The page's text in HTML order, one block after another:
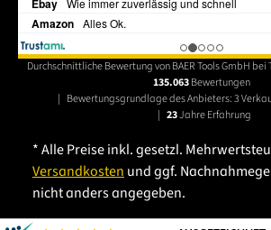
Durchschnittliche Bewertung von BAER Tools GmbH bei
135.063Bewertungen
| Bewertungsgrundlage des Anbieters: 3
| 23Jahre Erfahrung
* Alle Preise inkl. gesetzl.
Versandkosten und ggf.
nicht anders angegeben.